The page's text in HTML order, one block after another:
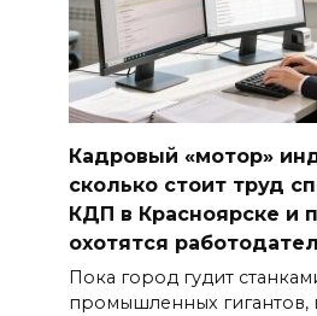
Кадровый «мотор»
сколько стоит труд
КДП в Красноярске и
охотятся
Пока город гудит
промышленных гигантов,